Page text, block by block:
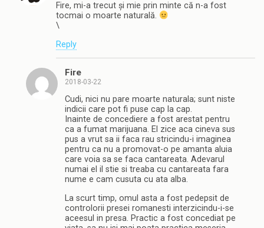
Fire, mi-a trecut și mie prin minte că n-a fost
tocmai o moarte naturală.
\
Reply
Fire
2018-03-22
Cudi, nici nu pare moarte naturala; sunt niste
indicii care pot fi puse cap la cap.
Inainte de concediere a fost arestat pentru
ca a fumat marijuana. El zice aca cineva sus
pus a vrut sa ii faca rau stricindu-i imaginea
pentru ca nu a promovat-o pe amanta aluia
care voia sa se faca cantareata. Adevarul
numai el il stie si treaba cu cantareata fara
nume e cam cusuta cu ata alba.
La scurt timp, omul asta a fost pedepsit de
controlorii presei romanesti interzicindu-i-se
aceesul in presa. Practic a fost concediat pe